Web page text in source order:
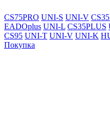
CS75PRO UNI-S UNI-V
EADOplus UNI-L CS35PLUS
CS95 UNI-T UNI-V UNI-K
Покупка